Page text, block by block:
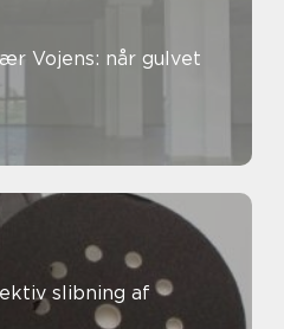
Vojens: når gulvet